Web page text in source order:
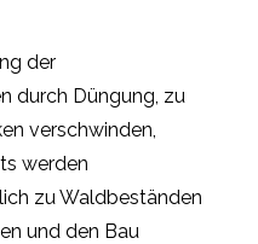
der
durch Düngung, zu
verschwinden,
werden
zu Waldbeständen
und den Bau